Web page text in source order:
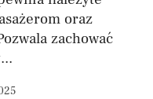
oraz
zachować